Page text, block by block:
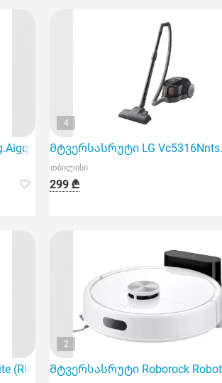
4
Მტვერსასრუტი LG
თბილისი
299 ₾
სახლის პირობებში ლაქების გ
(Rle23Sa) გამძლე და მძლავრი
2
Მტვერსასრუტი Roborock